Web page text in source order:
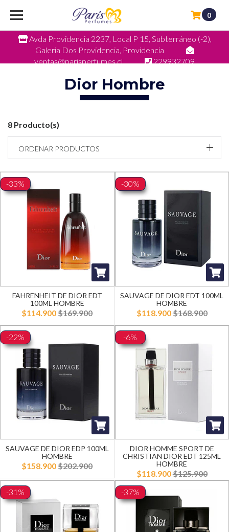
Avda Providencia 2237, Local P 15, Subterráneo (-2),
Galeria Dos Providencia, Providencia
ventas@parisperfumes.cl
229932709
0
Dior Hombre
8 Producto(s)
ORDENAR PRODUCTOS
-33%
FAHRENHEIT DE DIOR EDT
100ML HOMBRE
$114.900$169.900
-30%
SAUVAGE DE DIOR EDT 100ML
HOMBRE
$118.900$168.900
-22%
SAUVAGE DE DIOR EDP 100ML
HOMBRE
$158.900$202.900
-6%
DIOR HOMME SPORT DE
CHRISTIAN DIOR EDT 125ML
HOMBRE
$118.900$125.900
-31%
-37%